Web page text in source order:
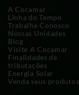
A Cocamar
Linha do Tempo
Trabalhe Conosco
Nossas Unidades
Blog
Visite A Cocamar
Finalidades de
tributações
Energia Solar
Venda seus produtos